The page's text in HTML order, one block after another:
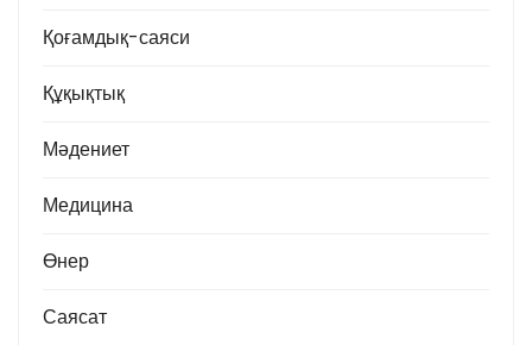
Қоғамдық-саяси
Құқықтық
Мәдениет
Медицина
Өнер
Саясат